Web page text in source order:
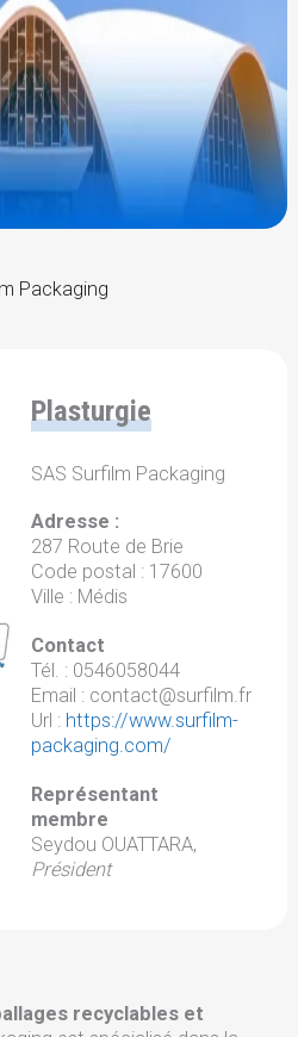
Packaging
Plasturgie
SAS Surfilm Packaging
Adresse :
287 Route de Brie
Code postal : 17600
Ville : Médis
Contact
Tél. : 0546058044
Email : contact@surfilm.fr
Url : https://www.surfilm-
packaging.com/
Représentant
membre
Seydou OUATTARA,
Président
recyclables et